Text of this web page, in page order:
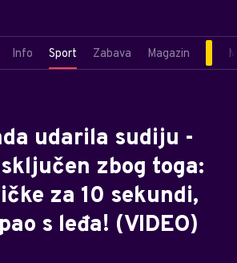
Info Sport Zabava Magazin
udarila sudiju -
zbog toga:
za 10 sekundi,
s leđa! (VIDEO)